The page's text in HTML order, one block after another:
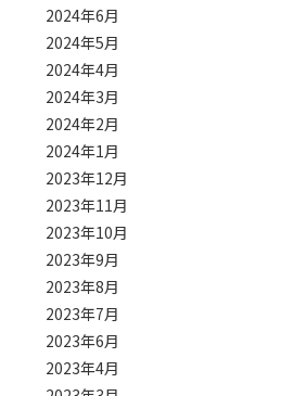
2024年6月
2024年5月
2024年4月
2024年3月
2024年2月
2024年1月
2023年12月
2023年11月
2023年10月
2023年9月
2023年8月
2023年7月
2023年6月
2023年4月